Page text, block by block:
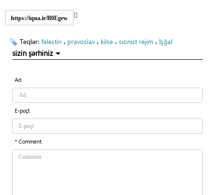
https://iqna.ir/B0Egew
Teqlər: fələstin ، pravoslav ، kilsə ، sionist rejim ، İşğal
sizin şərhiniz
Ad
E-poçt
* Comment